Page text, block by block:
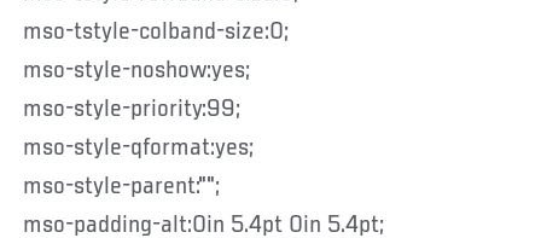
mso-tstyle-colband-size:0;
mso-style-noshow:yes;
mso-style-priority:99;
mso-style-qformat:yes;
mso-style-parent:"";
mso-padding-alt:0in 5.4pt 0in 5.4pt;